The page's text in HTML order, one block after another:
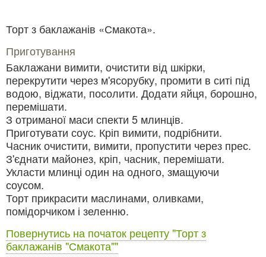
Торт з баклажанів «Смакота».
Приготування
Баклажани вимити, очистити від шкірки,
перекрутити через м'ясорубку, промити в ситі під
водою, віджати, посолити. Додати яйця, борошно,
перемішати.
З отриманої маси спекти 5 млинців.
Приготувати соус. Кріп вимити, подрібнити.
Часник очистити, вимити, пропустити через прес.
З'єднати майонез, кріп, часник, перемішати.
Укласти млинці один на одного, змащуючи
соусом.
Торт прикрасити маслинами, оливками,
помідорчиком і зеленню.
Повернутись на початок рецепту "Торт з
баклажанів "Смакота""